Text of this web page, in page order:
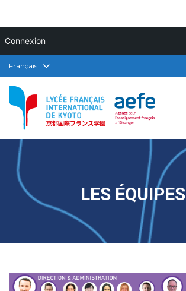
Connexion
Français
LES ÉQUIPES